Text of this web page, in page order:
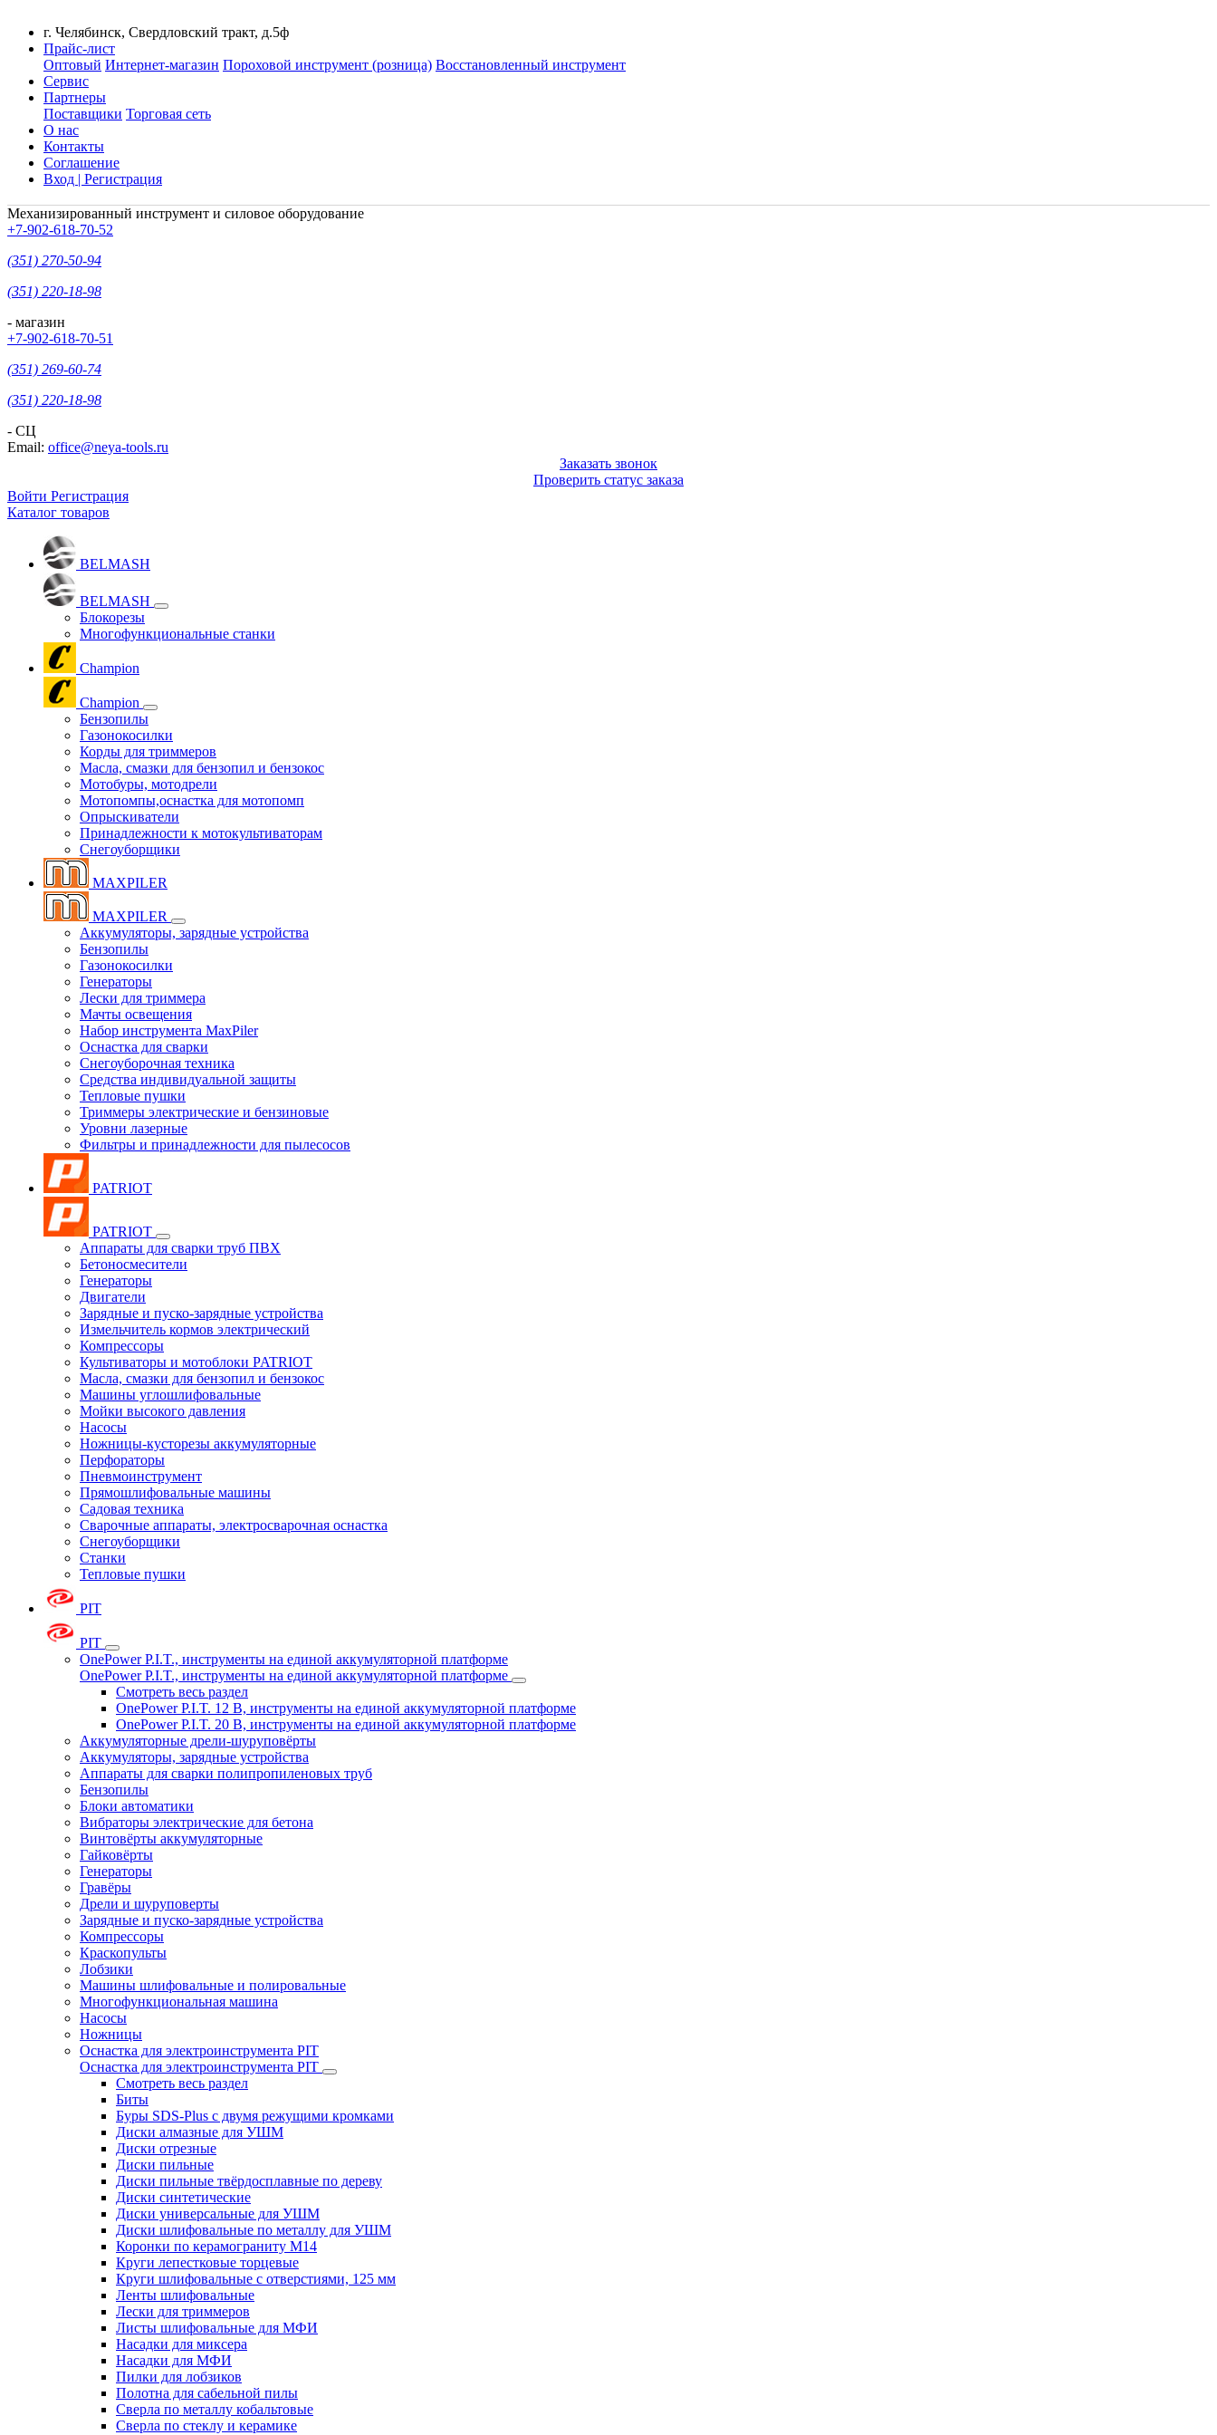
г. Челябинск, Свердловский тракт, д.5ф
Прайс-лист
Оптовый Интернет-магазин Пороховой инструмент (розница) Восстановленный инструмент
Сервис
Партнеры
Поставщики Торговая сеть
О нас
Контакты
Соглашение
Вход | Регистрация
Механизированный инструмент и силовое оборудование
+7-902-618-70-52
(351) 270-50-94
(351) 220-18-98
- магазин
+7-902-618-70-51
(351) 269-60-74
(351) 220-18-98
- СЦ
Email: office@neya-tools.ru
Заказать звонок
Проверить статус заказа
Войти Регистрация
Каталог товаров
BELMASH
BELMASH
Блокорезы
Многофункциональные станки
Champion
Champion
Бензопилы
Газонокосилки
Корды для триммеров
Масла, смазки для бензопил и бензокос
Мотобуры, мотодрели
Мотопомпы,оснастка для мотопомп
Опрыскиватели
Принадлежности к мотокультиваторам
Снегоуборщики
MAXPILER
MAXPILER
Аккумуляторы, зарядные устройства
Бензопилы
Газонокосилки
Генераторы
Лески для триммера
Мачты освещения
Набор инструмента MaxPiler
Оснастка для сварки
Снегоуборочная техника
Средства индивидуальной защиты
Тепловые пушки
Триммеры электрические и бензиновые
Уровни лазерные
Фильтры и принадлежности для пылесосов
PATRIOT
PATRIOT
Аппараты для сварки труб ПВХ
Бетоносмесители
Генераторы
Двигатели
Зарядные и пуско-зарядные устройства
Измельчитель кормов электрический
Компрессоры
Культиваторы и мотоблоки PATRIOT
Масла, смазки для бензопил и бензокос
Машины углошлифовальные
Мойки высокого давления
Насосы
Ножницы-кусторезы аккумуляторные
Перфораторы
Пневмоинструмент
Прямошлифовальные машины
Садовая техника
Сварочные аппараты, электросварочная оснастка
Снегоуборщики
Станки
Тепловые пушки
PIT
PIT
OnePower P.I.T., инструменты на единой аккумуляторной платформе
OnePower P.I.T., инструменты на единой аккумуляторной платформе
Смотреть весь раздел
OnePower P.I.T. 12 В, инструменты на единой аккумуляторной платформе
OnePower P.I.T. 20 В, инструменты на единой аккумуляторной платформе
Аккумуляторные дрели-шуруповёрты
Аккумуляторы, зарядные устройства
Аппараты для сварки полипропиленовых труб
Бензопилы
Блоки автоматики
Вибраторы электрические для бетона
Винтовёрты аккумуляторные
Гайковёрты
Генераторы
Гравёры
Дрели и шуруповерты
Зарядные и пуско-зарядные устройства
Компрессоры
Краскопульты
Лобзики
Машины шлифовальные и полировальные
Многофункциональная машина
Насосы
Ножницы
Оснастка для электроинструмента PIT
Оснастка для электроинструмента PIT
Смотреть весь раздел
Биты
Буры SDS-Plus c двумя режущими кромками
Диски алмазные для УШМ
Диски отрезные
Диски пильные
Диски пильные твёрдосплавные по дереву
Диски синтетические
Диски универсальные для УШМ
Диски шлифовальные по металлу для УШМ
Коронки по керамограниту M14
Круги лепестковые торцевые
Круги шлифовальные с отверстиями, 125 мм
Ленты шлифовальные
Лески для триммеров
Листы шлифовальные для МФИ
Насадки для миксера
Насадки для МФИ
Пилки для лобзиков
Полотна для сабельной пилы
Сверла по металлу кобальтовые
Сверла по стеклу и керамике